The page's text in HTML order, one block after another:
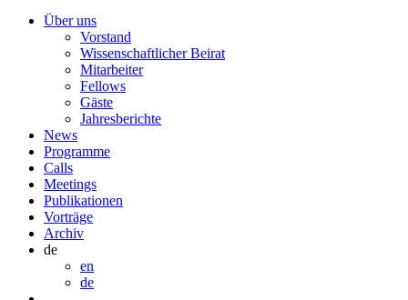
Über uns
Vorstand
Wissenschaftlicher Beirat
Mitarbeiter
Fellows
Gäste
Jahresberichte
News
Programme
Calls
Meetings
Publikationen
Vorträge
Archiv
de
en
de